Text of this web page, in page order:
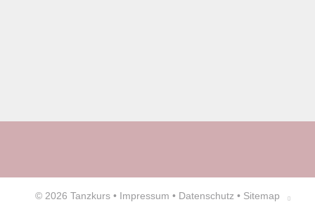
© 2026 Tanzkurs • Impressum • Datenschutz • Sitemap